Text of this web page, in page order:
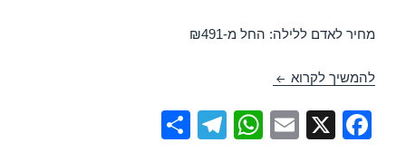
מחיר לאדם ללילה: החל מ-₪491
להמשיך לקרוא חופשה במלון דן פנורמה – אילת 24/03/2018
F
X
E
W
T